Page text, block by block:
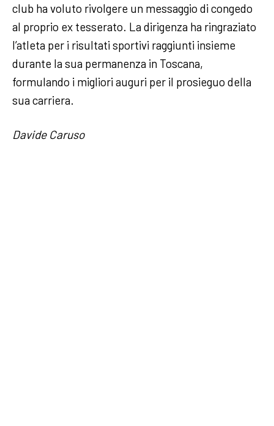
club ha voluto rivolgere un messaggio di congedo
al proprio ex tesserato. La dirigenza ha ringraziato
l’atleta per i risultati sportivi raggiunti insieme
durante la sua permanenza in Toscana,
formulando i migliori auguri per il prosieguo della
sua carriera.
Davide Caruso